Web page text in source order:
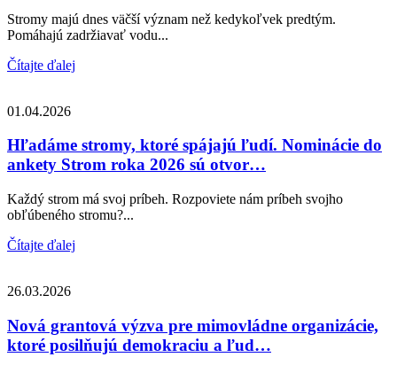
Stromy majú dnes väčší význam než kedykoľvek predtým.
Pomáhajú zadržiavať vodu...
Čítajte ďalej
01.04.2026
Hľadáme stromy, ktoré spájajú ľudí. Nominácie do
ankety Strom roka 2026 sú otvor…
Každý strom má svoj príbeh. Rozpoviete nám príbeh svojho
obľúbeného stromu?...
Čítajte ďalej
26.03.2026
Nová grantová výzva pre mimovládne organizácie,
ktoré posilňujú demokraciu a ľud…